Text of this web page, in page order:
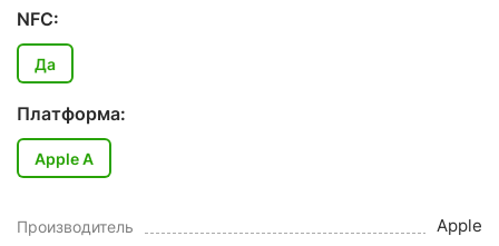
NFC:
Да
Платформа:
Apple A
Производитель Apple